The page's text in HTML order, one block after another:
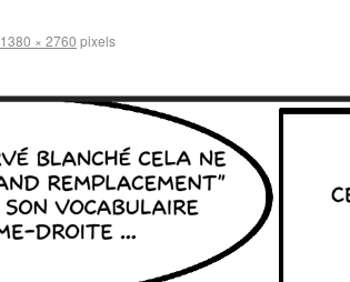
1380 × 2760 pixels